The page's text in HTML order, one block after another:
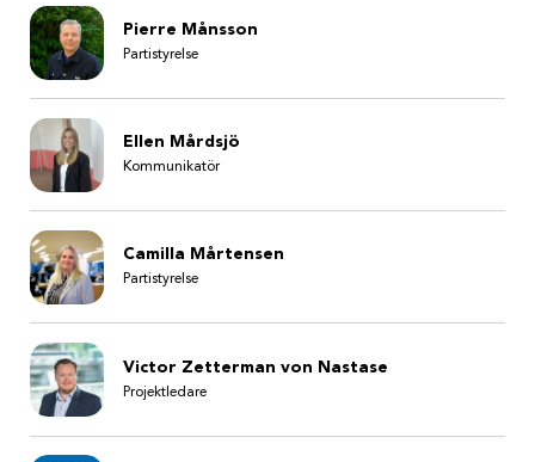
Pierre Månsson
Partistyrelse
Ellen Mårdsjö
Kommunikatör
Camilla Mårtensen
Partistyrelse
Victor Zetterman von Nastase
Projektledare